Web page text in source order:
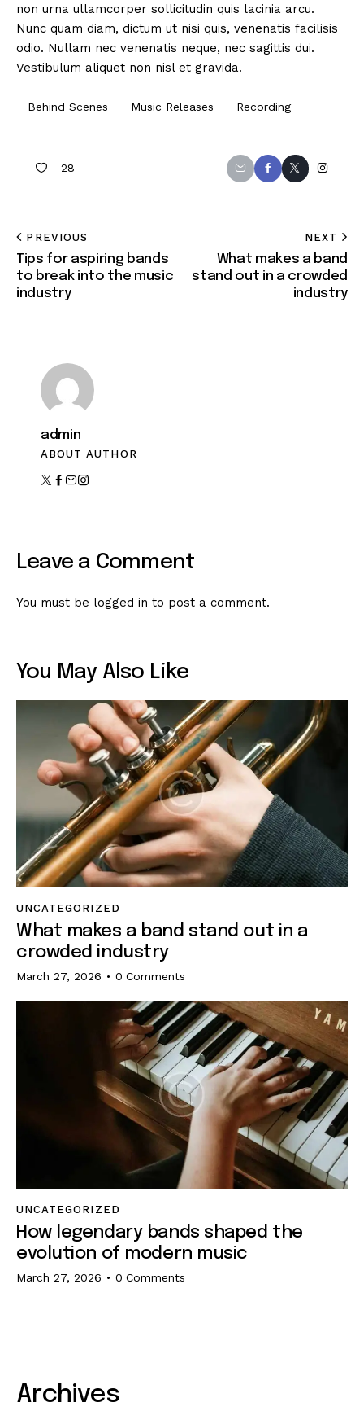
non urna ullamcorper sollicitudin quis lacinia arcu.
Nunc quam diam, dictum ut nisi quis, venenatis facilisis
odio. Nullam nec venenatis neque, nec sagittis dui.
Vestibulum aliquet non nisl et gravida.
Behind Scenes Music Releases Recording
28
PREVIOUS
Tips for aspiring bands
to break into the music
industry
NEXT
What makes a band
stand out in a crowded
industry
admin
ABOUT AUTHOR
Leave a Comment
You must be logged in to post a comment.
You May Also Like
UNCATEGORIZED
What makes a band stand out in a
crowded industry
March 27, 2026 0 Comments
UNCATEGORIZED
How legendary bands shaped the
evolution of modern music
March 27, 2026 0 Comments
Archives